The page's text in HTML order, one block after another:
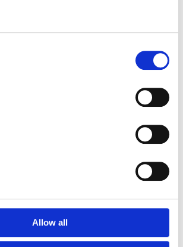
Allow all
Euroflex fallskyddsmatta 90
mm soft - för fallhöjd 3,0
mm – fallhöjd upp till 1,5 m
Nordic rubber safe tiles 55
Nordic rubber safe tiles 75
mm – fallhöjd upp till 2,5 m
stenar / diamonds
Euroflex svamp/träd
Euroflex stepper/S & C-block